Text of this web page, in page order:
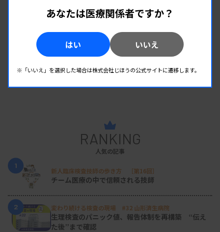
RANKING
人気の記事
1
新人臨床検査技師の歩き方 ［第16回］
チーム医療の中で信頼される技師
2 変わり続ける検査の現場 #32 山形済生病院
生理検査のパニック値、報告体制を再構築 “伝え
た後”まで確認
あなたは医療関係者ですか？
はい いいえ
※「いいえ」を選択した場合は株式会社じほうの公式サイトに遷移します。